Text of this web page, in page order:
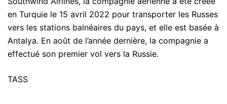
en Turquie le 15 avril 2022 pour transporter les Russes
vers les stations balnéaires du pays, et elle est basée à
Antalya. En août de l’année dernière, la compagnie a
effectué son premier vol vers la Russie.
TASS